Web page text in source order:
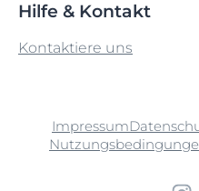
Hilfe & Kontakt
Kontaktiere uns
Impressum